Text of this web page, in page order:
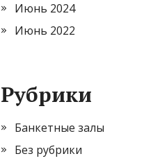
Июнь 2024
Июнь 2022
Рубрики
Банкетные залы
Без рубрики